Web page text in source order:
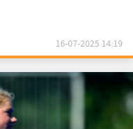
16-07-2025 14:19